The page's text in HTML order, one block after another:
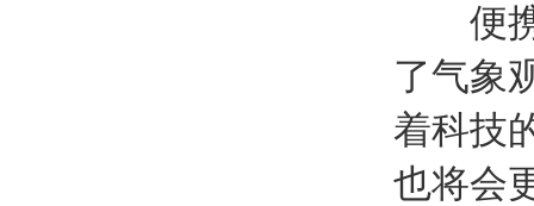
便携
了气象
着科技
也将会